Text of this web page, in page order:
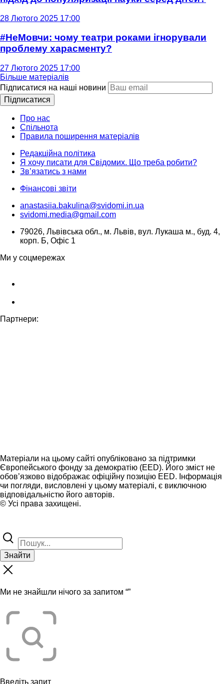
28 Лютого 2025 17:00
#НеМовчи: чому театри роками ігнорували
проблему харасменту?
27 Лютого 2025 17:00
Більше матеріалів
Підписатися на наші новини
Підписатися
Про нас
Спільнота
Правила поширення матеріалів
Редакційна політика
Я хочу писати для Свідомих. Що треба робити?
Зв’язатись з нами
Фінансові звіти
anastasiia.bakulina@svidomi.in.ua
svidomi.media@gmail.com
79026, Львівська обл., м. Львів, вул. Лукаша м., буд. 4,
корп. Б, Офіс 1
Ми у соцмережах
Партнери:
Матеріали на цьому сайті опубліковано за підтримки
Європейського фонду за демократію (EED). Його зміст не
обов’язково відображає офіційну позицію EED. Інформація
чи погляди, висловлені у цьому матеріалі, є виключною
відповідальністю його авторів.
© Усі права захищені.
Знайти
Ми не знайшли нічого за запитом “”
Введіть запит